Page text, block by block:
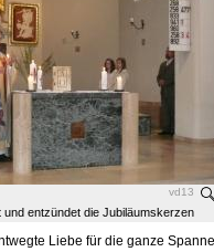
vd13
und entzündet die Jubiläumskerzen
Liebe für die ganze